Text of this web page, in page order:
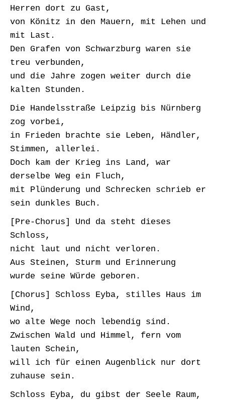
Herren dort zu Gast,
von Könitz in den Mauern, mit Lehen und
mit Last.
Den Grafen von Schwarzburg waren sie
treu verbunden,
und die Jahre zogen weiter durch die
kalten Stunden.
Die Handelsstraße Leipzig bis Nürnberg
zog vorbei,
in Frieden brachte sie Leben, Händler,
Stimmen, allerlei.
Doch kam der Krieg ins Land, war
derselbe Weg ein Fluch,
mit Plünderung und Schrecken schrieb er
sein dunkles Buch.
[Pre-Chorus] Und da steht dieses
Schloss,
nicht laut und nicht verloren.
Aus Steinen, Sturm und Erinnerung
wurde seine Würde geboren.
[Chorus] Schloss Eyba, stilles Haus im
Wind,
wo alte Wege noch lebendig sind.
Zwischen Wald und Himmel, fern vom
lauten Schein,
will ich für einen Augenblick nur dort
zuhause sein.
Schloss Eyba, du gibst der Seele Raum,